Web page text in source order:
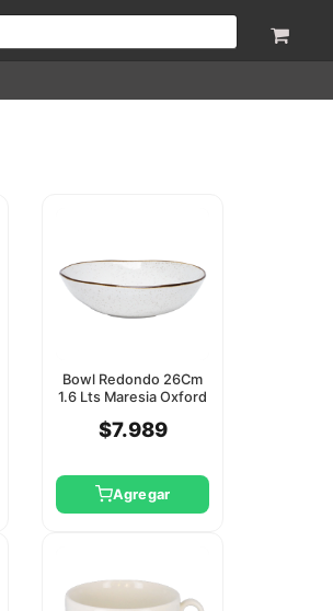
Bowl Redondo 26Cm
1.6 Lts Maresia Oxford
$7.989
Agregar